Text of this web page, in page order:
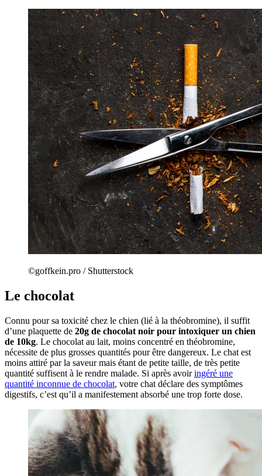
©goffkein.pro / Shutterstock
Le chocolat
Connu pour sa toxicité chez le chien (lié à la théobromine), il suffit
d’une plaquette de 20g de chocolat noir pour intoxiquer un chien
de 10kg. Le chocolat au lait, moins concentré en théobromine,
nécessite de plus grosses quantités pour être dangereux. Le chat est
moins attiré par la saveur mais étant de petite taille, de très petite
quantité suffisent à le rendre malade. Si après avoiringéré une
quantité inconnue de chocolat, votre chat déclare des symptômes
digestifs, c’est qu’il a manifestement absorbé une trop forte dose.